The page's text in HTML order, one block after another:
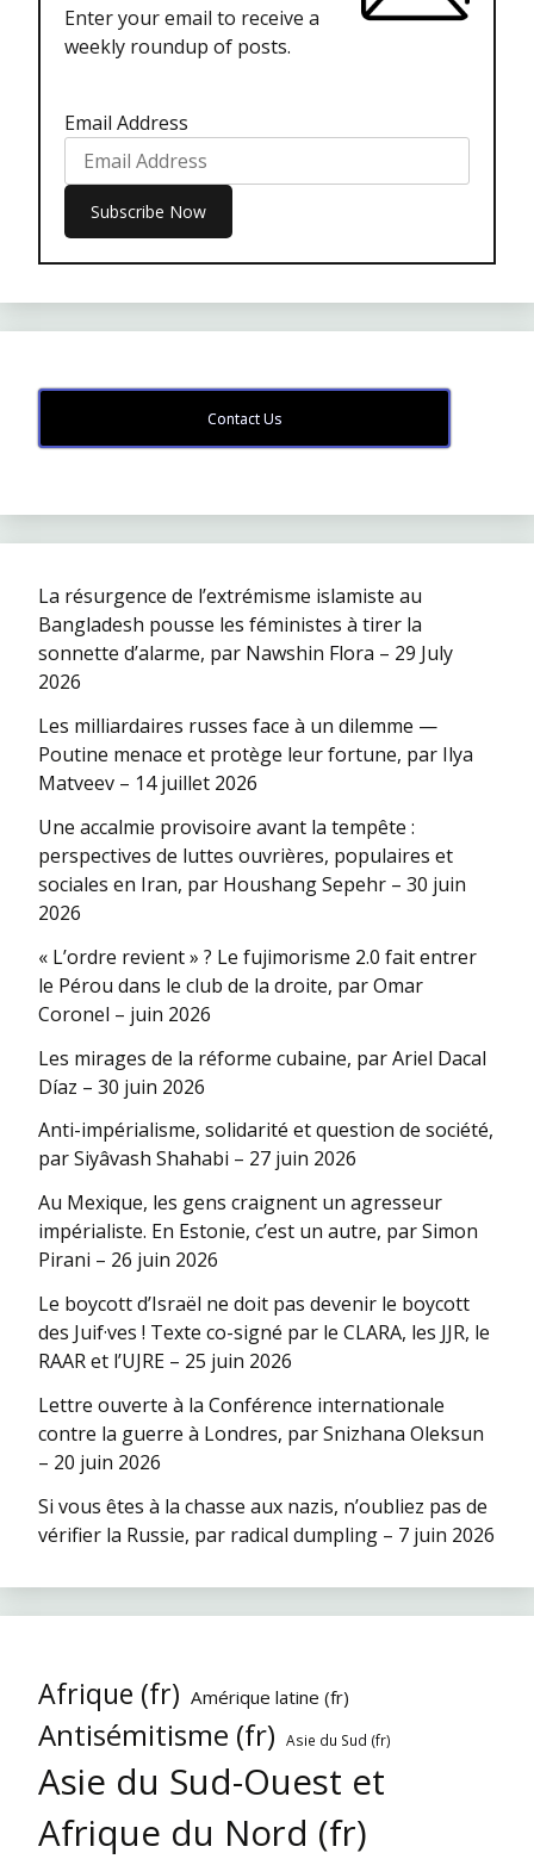
Enter your email to receive a
weekly roundup of posts.
Email Address
Contact Us
La résurgence de l’extrémisme islamiste au
Bangladesh pousse les féministes à tirer la
sonnette d’alarme, par Nawshin Flora – 29 July
2026
Les milliardaires russes face à un dilemme —
Poutine menace et protège leur fortune, par Ilya
Matveev – 14 juillet 2026
Une accalmie provisoire avant la tempête :
perspectives de luttes ouvrières, populaires et
sociales en Iran, par Houshang Sepehr – 30 juin
2026
« L’ordre revient » ? Le fujimorisme 2.0 fait entrer
le Pérou dans le club de la droite, par Omar
Coronel – juin 2026
Les mirages de la réforme cubaine, par Ariel Dacal
Díaz – 30 juin 2026
Anti-impérialisme, solidarité et question de société,
par Siyâvash Shahabi – 27 juin 2026
Au Mexique, les gens craignent un agresseur
impérialiste. En Estonie, c’est un autre, par Simon
Pirani – 26 juin 2026
Le boycott d’Israël ne doit pas devenir le boycott
des Juif·ves ! Texte co-signé par le CLARA, les JJR, le
RAAR et l’UJRE – 25 juin 2026
Lettre ouverte à la Conférence internationale
contre la guerre à Londres, par Snizhana Oleksun
– 20 juin 2026
Si vous êtes à la chasse aux nazis, n’oubliez pas de
vérifier la Russie, par radical dumpling – 7 juin 2026
Afrique (fr) Amérique latine (fr)
Antisémitisme (fr) Asie du Sud (fr)
Asie du Sud-Ouest et
Afrique du Nord (fr)